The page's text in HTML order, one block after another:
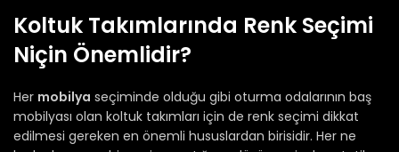
Koltuk Takımlarında Renk Seçimi
Niçin Önemlidir?
Her mobilya seçiminde olduğu gibi oturma odalarının baş
mobilyası olan koltuk takımları için de renk seçimi dikkat
edilmesi gereken en önemli hususlardan birisidir. Her ne